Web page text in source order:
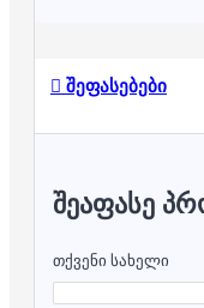
შეფასებები
ᲨᲔᲐᲤᲐᲡᲔ
თქვენი სახელი